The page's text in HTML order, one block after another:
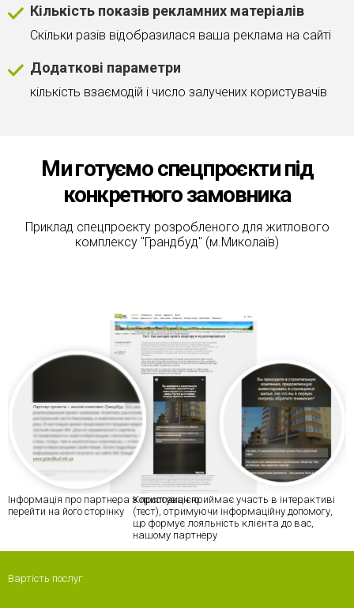
Кількість показів рекламних матеріалів
Скільки разів відобразилася ваша реклама на сайті
Додаткові параметри
кількість взаємодій і число залучених користувачів
Ми готуємо спецпроєкти під
конкретного замовника
Приклад спецпроєкту розробленого для житлового
комплексу "Грандбуд" (м.Миколаїв)
Інформація про партнера з пропозицією
перейти на його сторінку
Користувач приймає участь в інтерактиві
(тест), отримуючи інформаційну допомогу,
що формує лояльність клієнта до вас,
нашому партнеру
Вартість послуг